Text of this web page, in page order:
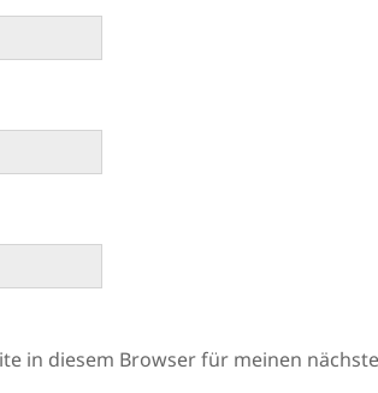
in diesem Browser für meinen